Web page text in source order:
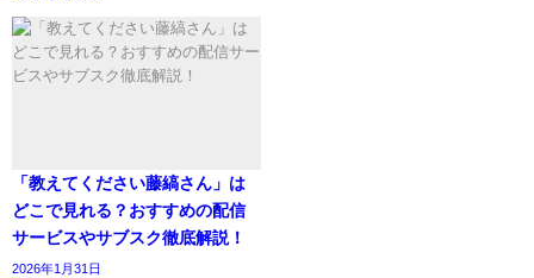
「教えてください藤縞さん」は
どこで見れる？おすすめの配信
サービスやサブスク徹底解説！
2026年1月31日